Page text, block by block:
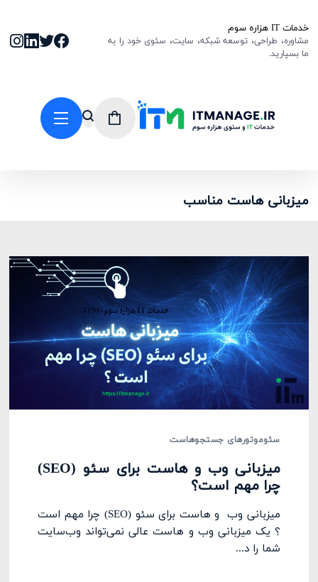
خدمات IT هزاره سوم
مشاوره، طراحی، توسعه شبکه، سایت، سئوی خود را به
ما بسپارید.
میزبانی هاست مناسب
سئوموتورهای جستجوهاست
میزبانی وب و هاست برای سئو (SEO)
چرا مهم است؟
میزبانی وب و هاست برای سئو (SEO) چرا مهم است
؟ یک میزبانی وب و هاست عالی نمی‌تواند وب‌سایت
شما را د...